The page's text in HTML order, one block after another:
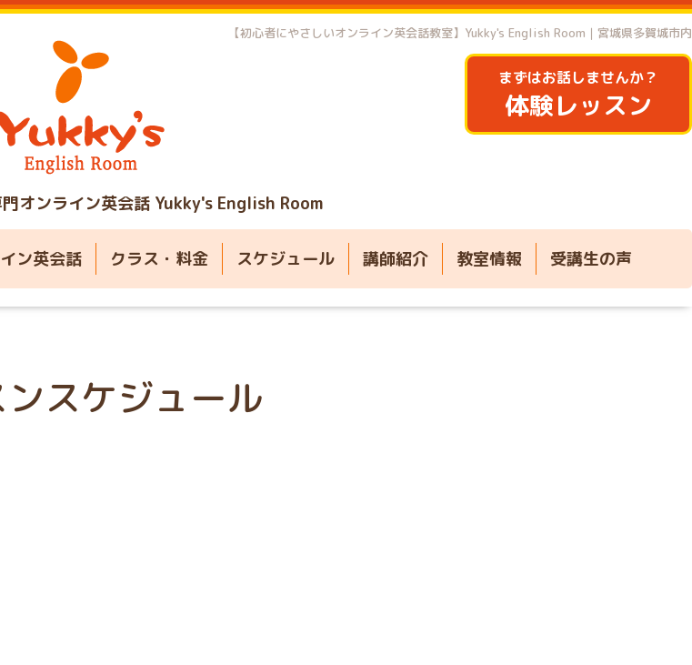
オンライン英会話 Yukky's English Room
【初心者にやさしいオンライン英会話教室】Yukky's English Room｜宮城県多賀城市内
まずはお話しませんか？
体験レッスン
ン英会話 クラス・料金 スケジュール 講師紹介 教室情報 受講生の声
ンスケジュール